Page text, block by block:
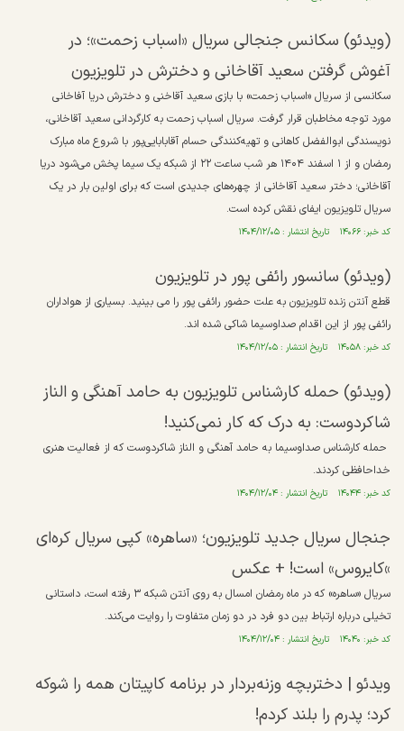
(ویدئو) سکانس جنجالی سریال «اسباب زحمت»؛ در
آغوش گرفتن سعید آقاخانی و دخترش در تلویزیون
سکانسی از سریال «اسباب زحمت» با بازی سعید آقاخنی و دخترش دریا آفاخانی
مورد توجه مخاطبان قرار گرفت. سریال اسباب زحمت به کارگردانی سعید آقاخانی،
نویسندگی ابوالفضل کاهانی و تهیه‌کنندگی حسام آقابابایی‌پور با شروع ماه مبارک
رمضان و از ۱ اسفند ۱۴۰۴ هر شب ساعت ۲۲ از شبکه یک سیما پخش می‌شود دریا
آقاخانی؛ دختر سعید آقاخانی از چهره‌های جدیدی است که برای اولین بار در یک
سریال تلویزیون ایفای نقش کرده است.
کد خبر: ۱۴۰۶۶ تاریخ انتشار : ۱۴۰۴/۱۲/۰۵
(ویدئو) سانسور رائفی پور در تلویزیون
قطع آنتن زنده تلویزیون به علت حضور رائفی پور را می بینید. بسیاری از هواداران
رائفی پور از این اقدام صداوسیما شاکی شده اند.
کد خبر: ۱۴۰۵۸ تاریخ انتشار : ۱۴۰۴/۱۲/۰۵
(ویدئو) حمله کارشناس تلویزیون به حامد آهنگی و الناز
شاکردوست: به درک که کار نمی‌کنید!
⁨ حمله کارشناس صداوسیما به حامد آهنگی و الناز شاکردوست که از فعالیت هنری
خداحافظی کردند⁩.
کد خبر: ۱۴۰۴۴ تاریخ انتشار : ۱۴۰۴/۱۲/۰۴
جنجال سریال جدید تلویزیون؛ «ساهره» کپی سریال کره‌ای
»کایروس» است! + عکس
سریال «ساهره» که در ماه رمضان امسال به روی آنتن شبکه ۳ رفته است، داستانی
تخیلی درباره ارتباط بین دو فرد در دو زمان متفاوت را روایت می‌کند.
کد خبر: ۱۴۰۴۰ تاریخ انتشار : ۱۴۰۴/۱۲/۰۴
ویدئو | دختربچه وزنه‌بردار در برنامه کاپیتان همه را شوکه
کرد؛ پدرم را بلند کردم!